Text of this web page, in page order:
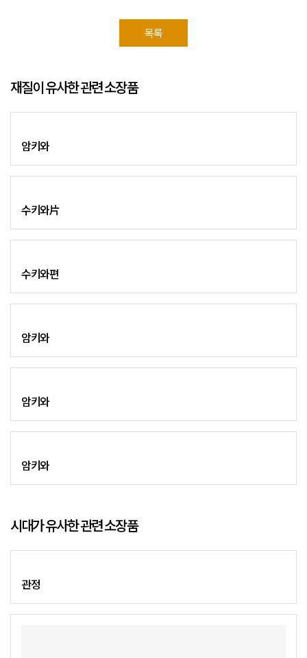
목록
재질이 유사한 관련 소장품
암키와
수키와片
수키와편
암키와
암키와
암키와
시대가 유사한 관련 소장품
관정